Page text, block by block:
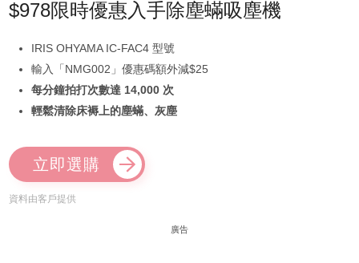
$978限時優惠入手除塵蟎吸塵機
IRIS OHYAMA IC-FAC4 型號
輸入「NMG002」優惠碼額外減$25
每分鐘拍打次數達 14,000 次
輕鬆清除床褥上的塵蟎、灰塵
立即選購
資料由客戶提供
廣告